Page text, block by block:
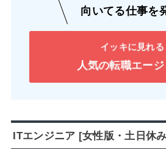
向いてる仕事を
イッキに見れる
人気の転職エージ
ITエンジニア [女性版・土日休